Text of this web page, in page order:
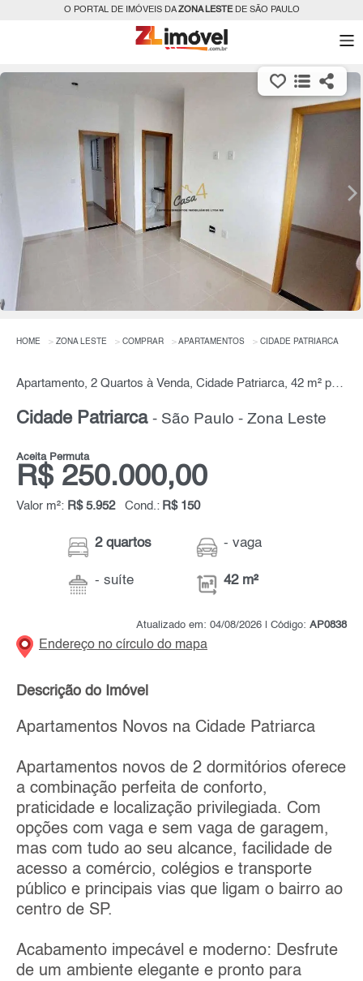
O PORTAL DE IMÓVEIS DAZONA LESTEDE SÃO PAULO
HOME ZONA LESTE COMPRAR APARTAMENTOS CIDADE PATRIARCA
Apartamento, 2 Quartos à Venda, Cidade Patriarca, 42 m² por R$ 250.000,00
Cidade Patriarca - São Paulo - Zona Leste
Aceita Permuta
R$ 250.000,00
Valor m²: R$ 5.952 Cond.: R$ 150
2 quartos
- suíte
- vaga
42 m²
Atualizado em: 04/08/2026 | Código: AP0838
Endereço no círculo do mapa
Descrição do Imóvel
Apartamentos Novos na Cidade Patriarca
Apartamentos novos de 2 dormitórios oferece
a combinação perfeita de conforto,
praticidade e localização privilegiada. Com
opções com vaga e sem vaga de garagem,
mas com tudo ao seu alcance, facilidade de
acesso a comércio, colégios e transporte
público e principais vias que ligam o bairro ao
centro de SP.
Acabamento impecável e moderno: Desfrute
de um ambiente elegante e pronto para